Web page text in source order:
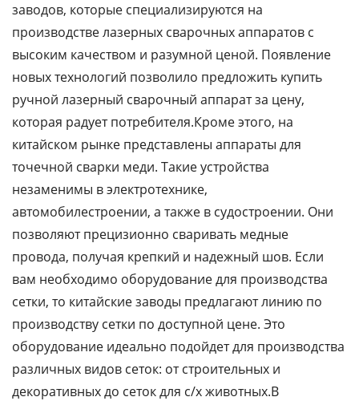
заводов, которые специализируются на
производстве лазерных сварочных аппаратов с
высоким качеством и разумной ценой. Появление
новых технологий позволило предложить купить
ручной лазерный сварочный аппарат за цену,
которая радует потребителя.Кроме этого, на
китайском рынке представлены аппараты для
точечной сварки меди. Такие устройства
незаменимы в электротехнике,
автомобилестроении, а также в судостроении. Они
позволяют прецизионно сваривать медные
провода, получая крепкий и надежный шов. Если
вам необходимо оборудование для производства
сетки, то китайские заводы предлагают линию по
производству сетки по доступной цене. Это
оборудование идеально подойдет для производства
различных видов сеток: от строительных и
декоративных до сеток для с/х животных.В